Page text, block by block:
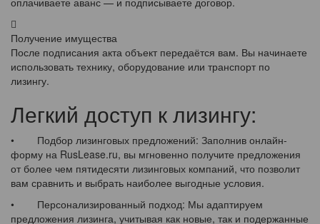
Получение имущества
После подписания акта объект передаётся вам. Вы начинаете
использовать технику, оборудование или транспорт по
лизингу.
Легкий доступ к лизингу:
• Подбор лизинговых предложений: Заполнив онлайн-
форму на RusLease.ru, вы мгновенно получите предложения
от более чем пятидесяти лизинговых компаний, что позволит
вам сравнить и выбрать наиболее выгодные условия.
• Персонализированный подход: Мы адаптируем
предложения лизинга, учитывая как новые, так и подержанные